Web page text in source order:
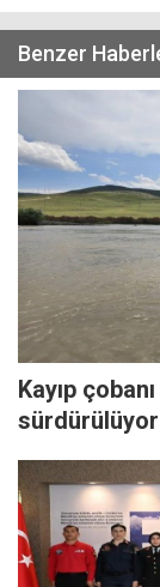
Benzer
Kayıp
sürdürülüyor